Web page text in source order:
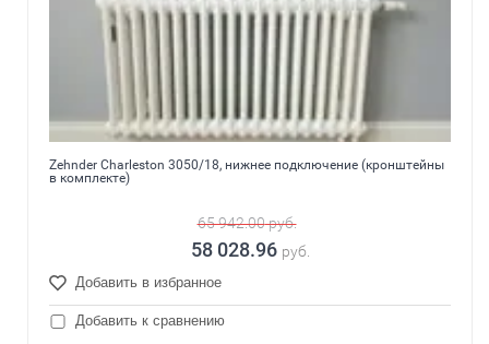
Zehnder Charleston 3050/18, нижнее подключение (кронштейны
в комплекте)
65 942.00руб.
58 028.96 руб.
Добавить в избранное
Добавить к сравнению